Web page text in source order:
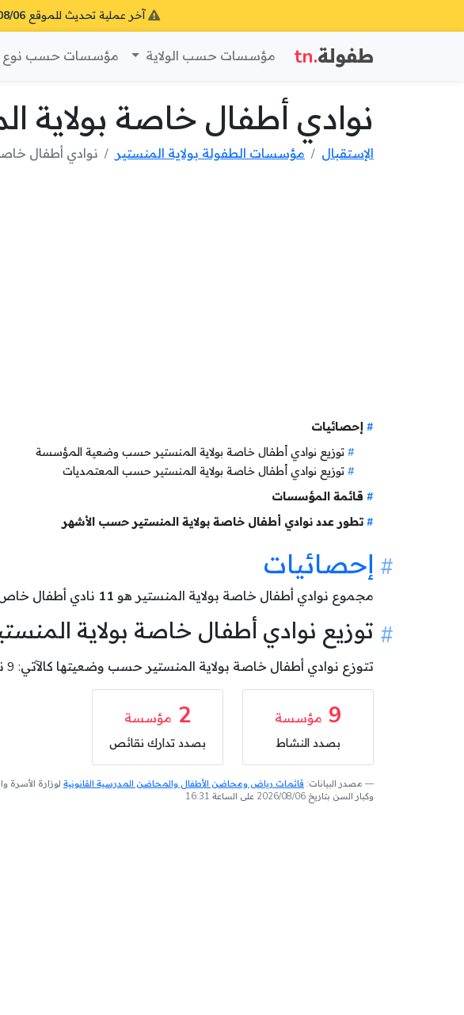
آخر عملية تحديث للموقع 2026/08/06
طفولة.tn مؤسسات حسب الولاية مؤسسات حسب نوع
نوادي أطفال خاصة بولاية
الإستقبال مؤسسات الطفولة بولاية المنستير نوادي أطفال
إحصائيات
توزيع نوادي أطفال خاصة بولاية المنستير حسب وضعية المؤسسة
توزيع نوادي أطفال خاصة بولاية المنستير حسب المعتمديات
قائمة المؤسسات
تطور عدد نوادي أطفال خاصة بولاية المنستير حسب الأشهر
إحصائيات
مجموع نوادي أطفال خاصة بولاية المنستير هو 11 نادي أطفال خاص
توزيع نوادي أطفال خاصة بولاية
تتوزع نوادي أطفال خاصة بولاية المنستير حسب وضعيتها كالآتي: 9 نادي أطفال خاص بصدد النشاط و 2 نادي أطفال خاص بصدد تدارك نقائص .
9 مؤسسة
بصدد النشاط
2 مؤسسة
بصدد تدارك نقائص
مصدر البيانات: قائمات رياض ومحاضن الأطفال والمحاضن المدرسية القانونية لوزارة الأسرة
وكبار السن بتاريخ 2026/08/06 على الساعة 16:31